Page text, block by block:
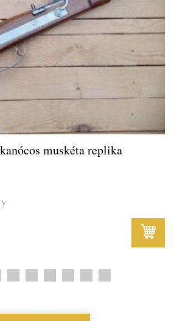
muskéta replika